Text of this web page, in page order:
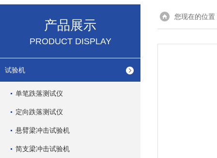
产品展示
PRODUCT DISPLAY
试验机
单笔跌落测试仪
定向跌落测试仪
悬臂梁冲击试验机
简支梁冲击试验机
您现在的位置